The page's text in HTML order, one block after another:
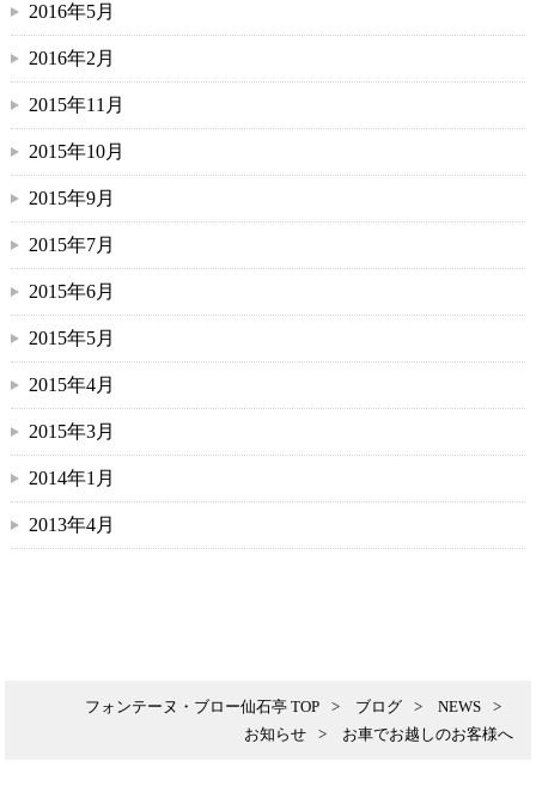
2016年5月
2016年2月
2015年11月
2015年10月
2015年9月
2015年7月
2015年6月
2015年5月
2015年4月
2015年3月
2014年1月
2013年4月
フォンテーヌ・ブロー仙石亭 TOP ブログ
NEWS
お知らせ
お車でお越しのお客様へ